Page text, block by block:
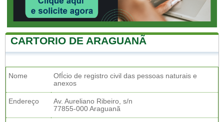
CARTORIO DE ARAGUANÃ
Nome
OfÍcio de registro civil das pessoas naturais e
anexos
Endereço
Av. Aureliano Ribeiro, s/n
77855-000 Araguanã